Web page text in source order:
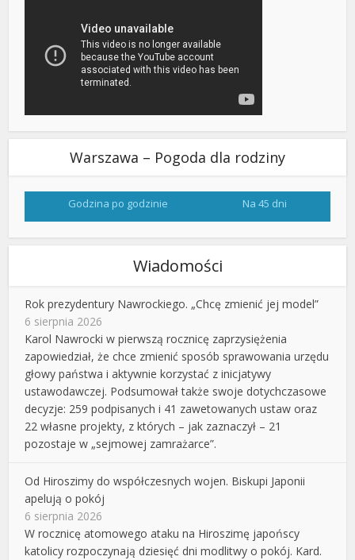
Warszawa – Pogoda dla rodziny
Godzina po godzinie Na 45 dni
Wiadomości
Rok prezydentury Nawrockiego. „Chcę zmienić jej model”
6 sierpnia 2026
Karol Nawrocki w pierwszą rocznicę zaprzysiężenia
zapowiedział, że chce zmienić sposób sprawowania urzędu
głowy państwa i aktywnie korzystać z inicjatywy
ustawodawczej. Podsumował także swoje dotychczasowe
decyzje: 259 podpisanych i 41 zawetowanych ustaw oraz
22 własne projekty, z których – jak zaznaczył – 21
pozostaje w „sejmowej zamrażarce”.
Od Hiroszimy do współczesnych wojen. Biskupi Japonii
apelują o pokój
6 sierpnia 2026
W rocznicę atomowego ataku na Hiroszimę japońscy
katolicy rozpoczynają dziesięć dni modlitwy o pokój. Kard.